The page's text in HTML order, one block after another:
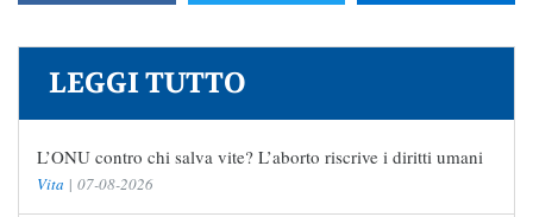
LEGGI TUTTO
L’ONU contro chi salva vite? L’aborto riscrive i diritti umani
Vita | 07-08-2026